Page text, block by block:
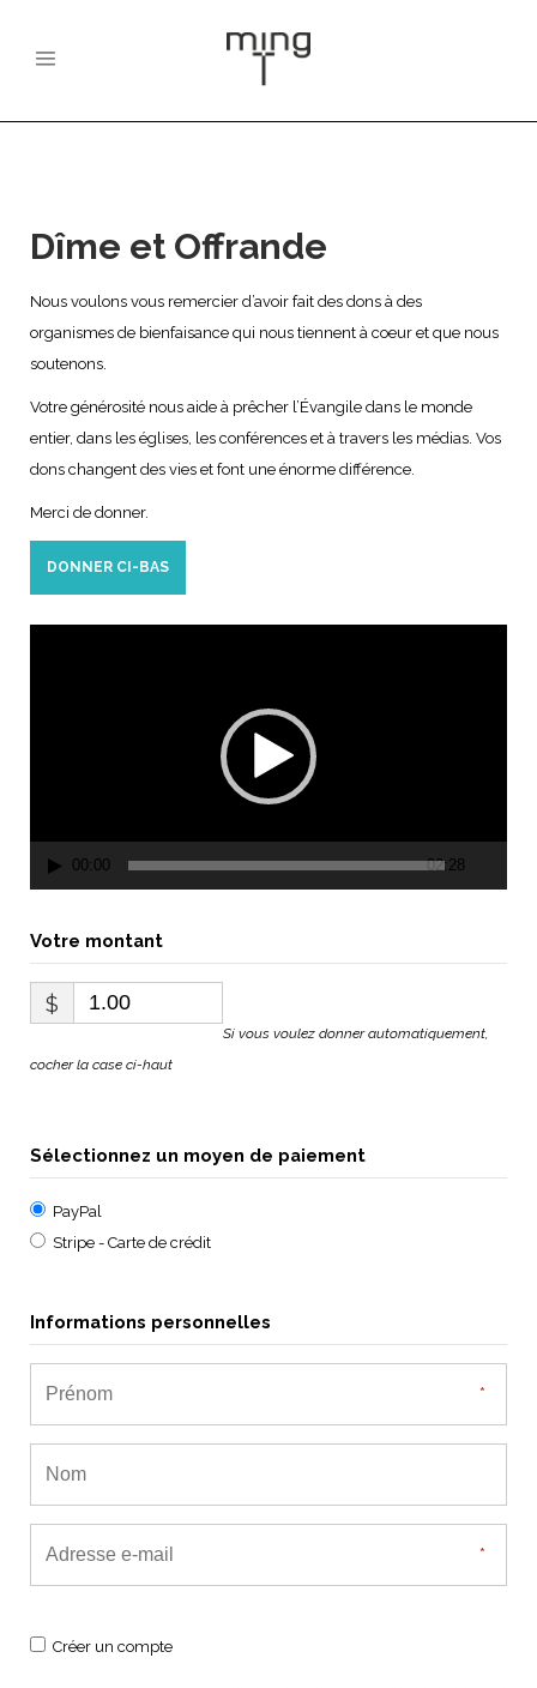
Dîme et Offrande
Nous voulons vous remercier d’avoir fait des dons à des
organismes de bienfaisance qui nous tiennent à coeur et que nous
soutenons.
Votre générosité nous aide à prêcher l’Évangile dans le monde
entier, dans les églises, les conférences et à travers les médias. Vos
dons changent des vies et font une énorme différence.
Merci de donner.
DONNER CI-BAS
00:00 02:28
Votre montant
$
Si vous voulez donner automatiquement,
cocher la case ci-haut
Sélectionnez un moyen de paiement
PayPal
Stripe - Carte de crédit
Informations personnelles
Créer un compte